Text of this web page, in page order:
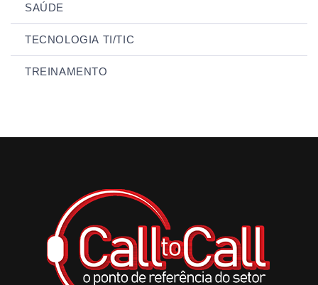
SAÚDE
TECNOLOGIA TI/TIC
TREINAMENTO